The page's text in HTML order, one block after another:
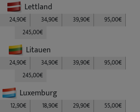
Lettland
24,90€ 34,90€ 39,90€
95,00€
245,00€
Litauen
24,90€ 34,90€ 39,90€
95,00€
245,00€
Luxemburg
12,90€ 18,90€ 29,90€
55,00€